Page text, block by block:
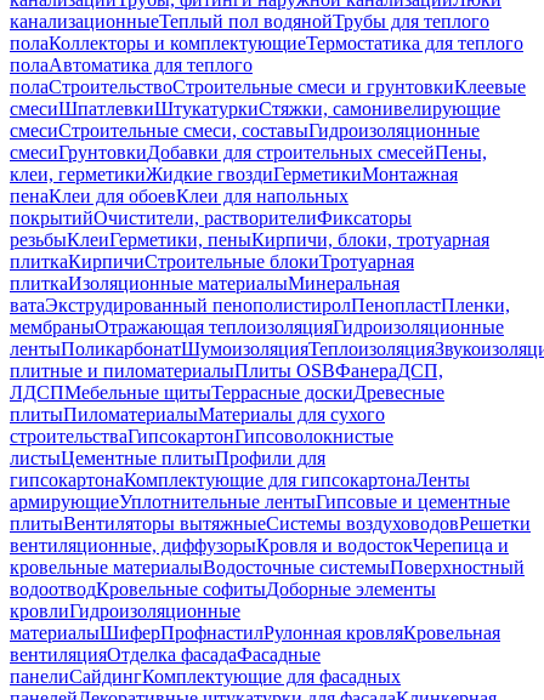
канализационныеТеплый пол водянойТрубы для теплого
полаКоллекторы и комплектующиеТермостатика для теплого
полаАвтоматика для теплого
полаСтроительствоСтроительные смеси и грунтовкиКлеевые
смесиШпатлевкиШтукатуркиСтяжки, самонивелирующие
смесиСтроительные смеси, составыГидроизоляционные
смесиГрунтовкиДобавки для строительных смесейПены,
клеи, герметикиЖидкие гвоздиГерметикиМонтажная
пенаКлеи для обоевКлеи для напольных
покрытийОчистители, растворителиФиксаторы
резьбыКлеиГерметики, пеныКирпичи, блоки, тротуарная
плиткаКирпичиСтроительные блокиТротуарная
плиткаИзоляционные материалыМинеральная
ватаЭкструдированный пенополистиролПенопластПленки,
мембраныОтражающая теплоизоляцияГидроизоляционные
лентыПоликарбонатШумоизоляцияТеплоизоляция
плитные и пиломатериалыПлиты OSBФанераДСП,
ЛДСПМебельные щитыТеррасные доскиДревесные
плитыПиломатериалыМатериалы для сухого
строительстваГипсокартонГипсоволокнистые
листыЦементные плитыПрофили для
гипсокартонаКомплектующие для гипсокартонаЛенты
армирующиеУплотнительные лентыГипсовые и цементные
плитыВентиляторы вытяжныеСистемы воздуховодовРешетки
вентиляционные, диффузорыКровля и водостокЧерепица и
кровельные материалыВодосточные системыПоверхностный
водоотводКровельные софитыДоборные элементы
кровлиГидроизоляционные
материалыШиферПрофнастилРулонная кровляКровельная
вентиляцияОтделка фасадаФасадные
панелиСайдингКомплектующие для фасадных